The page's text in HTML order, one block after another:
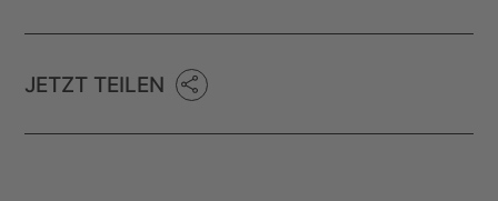
JETZT TEILEN